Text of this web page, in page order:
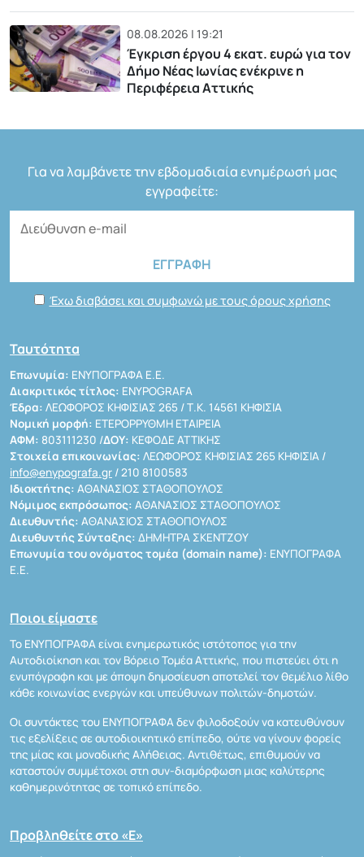
08.08.2026 | 19:21
Έγκριση έργου 4 εκατ. ευρώ για τον
Δήμο Νέας Ιωνίας ενέκρινε η
Περιφέρεια Αττικής
Για να λαμβάνετε την εβδομαδιαία ενημέρωσή μας
εγγραφείτε:
Έχω διαβάσει και συμφωνώ με τους όρους χρήσης
Ταυτότητα
Επωνυμία: ΕΝΥΠΟΓΡΑΦΑ Ε.Ε.
Διακριτικός τίτλος: ENYPOGRAFA
Έδρα: ΛΕΩΦΟΡΟΣ ΚΗΦΙΣΙΑΣ 265 / Τ.Κ. 14561 ΚΗΦΙΣΙΑ
Νομική μορφή: ΕΤΕΡΟΡΡΥΘΜΗ ΕΤΑΙΡΕΙΑ
ΑΦΜ: 803111230 /ΔΟΥ: ΚΕΦΟΔΕ ΑΤΤΙΚΗΣ
Στοιχεία επικοινωνίας: ΛΕΩΦΟΡΟΣ ΚΗΦΙΣΙΑΣ 265 ΚΗΦΙΣΙΑ /
info@enypografa.gr / 210 8100583
Ιδιοκτήτης: ΑΘΑΝΑΣΙΟΣ ΣΤΑΘΟΠΟΥΛΟΣ
Νόμιμος εκπρόσωπος: ΑΘΑΝΑΣΙΟΣ ΣΤΑΘΟΠΟΥΛΟΣ
Διευθυντής: ΑΘΑΝΑΣΙΟΣ ΣΤΑΘΟΠΟΥΛΟΣ
Διευθυντής Σύνταξης: ΔΗΜΗΤΡΑ ΣΚΕΝΤΖΟΥ
Επωνυμία του ονόματος τομέα (domain name): ΕΝΥΠΟΓΡΑΦΑ
Ε.Ε.
Ποιοι είμαστε
Το ΕΝΥΠΟΓΡΑΦΑ είναι ενημερωτικός ιστότοπος για την
Αυτοδιοίκηση και τον Βόρειο Τομέα Αττικής, που πιστεύει ότι η
ενυπόγραφη και με άποψη δημοσίευση αποτελεί τον θεμέλιο λίθο
κάθε κοινωνίας ενεργών και υπεύθυνων πολιτών-δημοτών.
Οι συντάκτες του ΕΝΥΠΟΓΡΑΦΑ δεν φιλοδοξούν να κατευθύνουν
τις εξελίξεις σε αυτοδιοικητικό επίπεδο, ούτε να γίνουν φορείς
της μίας και μοναδικής Αλήθειας. Αντιθέτως, επιθυμούν να
καταστούν συμμέτοχοι στη συν-διαμόρφωση μιας καλύτερης
καθημερινότητας σε τοπικό επίπεδο.
Προβληθείτε στο «Ε»